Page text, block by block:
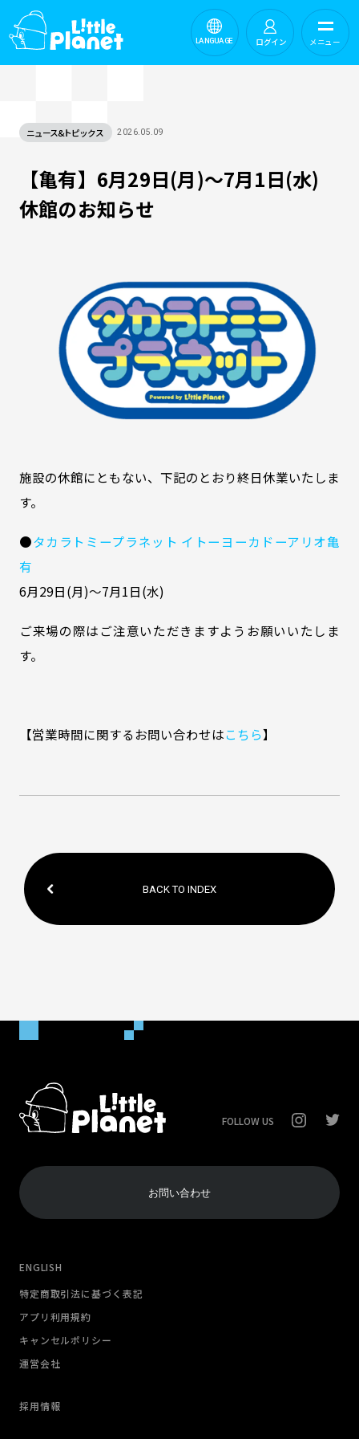
ログイン
LANGUAGE メニュー
ニュース&トピックス 2026.05.09
【亀有】6月29日(月)～7月1日(水)
休館のお知らせ
施設の休館にともない、下記のとおり終日休業いたしま
す。
●タカラトミープラネット イトーヨーカドーアリオ亀
有
6月29日(月)～7月1日(水)
ご来場の際はご注意いただきますようお願いいたしま
す。
【営業時間に関するお問い合わせはこちら】
BACK TO INDEX
FOLLOW US
お問い合わせ
ENGLISH
特定商取引法に基づく表記
アプリ利用規約
キャンセルポリシー
運営会社
採用情報